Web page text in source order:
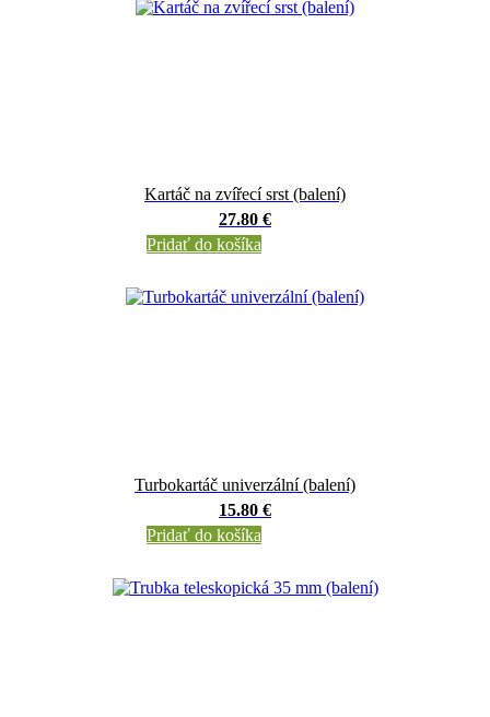
Kartáč na zvířecí srst (balení)
27.80 €
Pridať do košíka
Turbokartáč univerzální (balení)
15.80 €
Pridať do košíka